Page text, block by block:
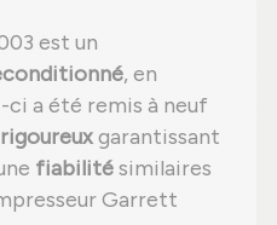
est un
, en
a été remis à neuf
garantissant
fiabilitésimilaires
Garrett